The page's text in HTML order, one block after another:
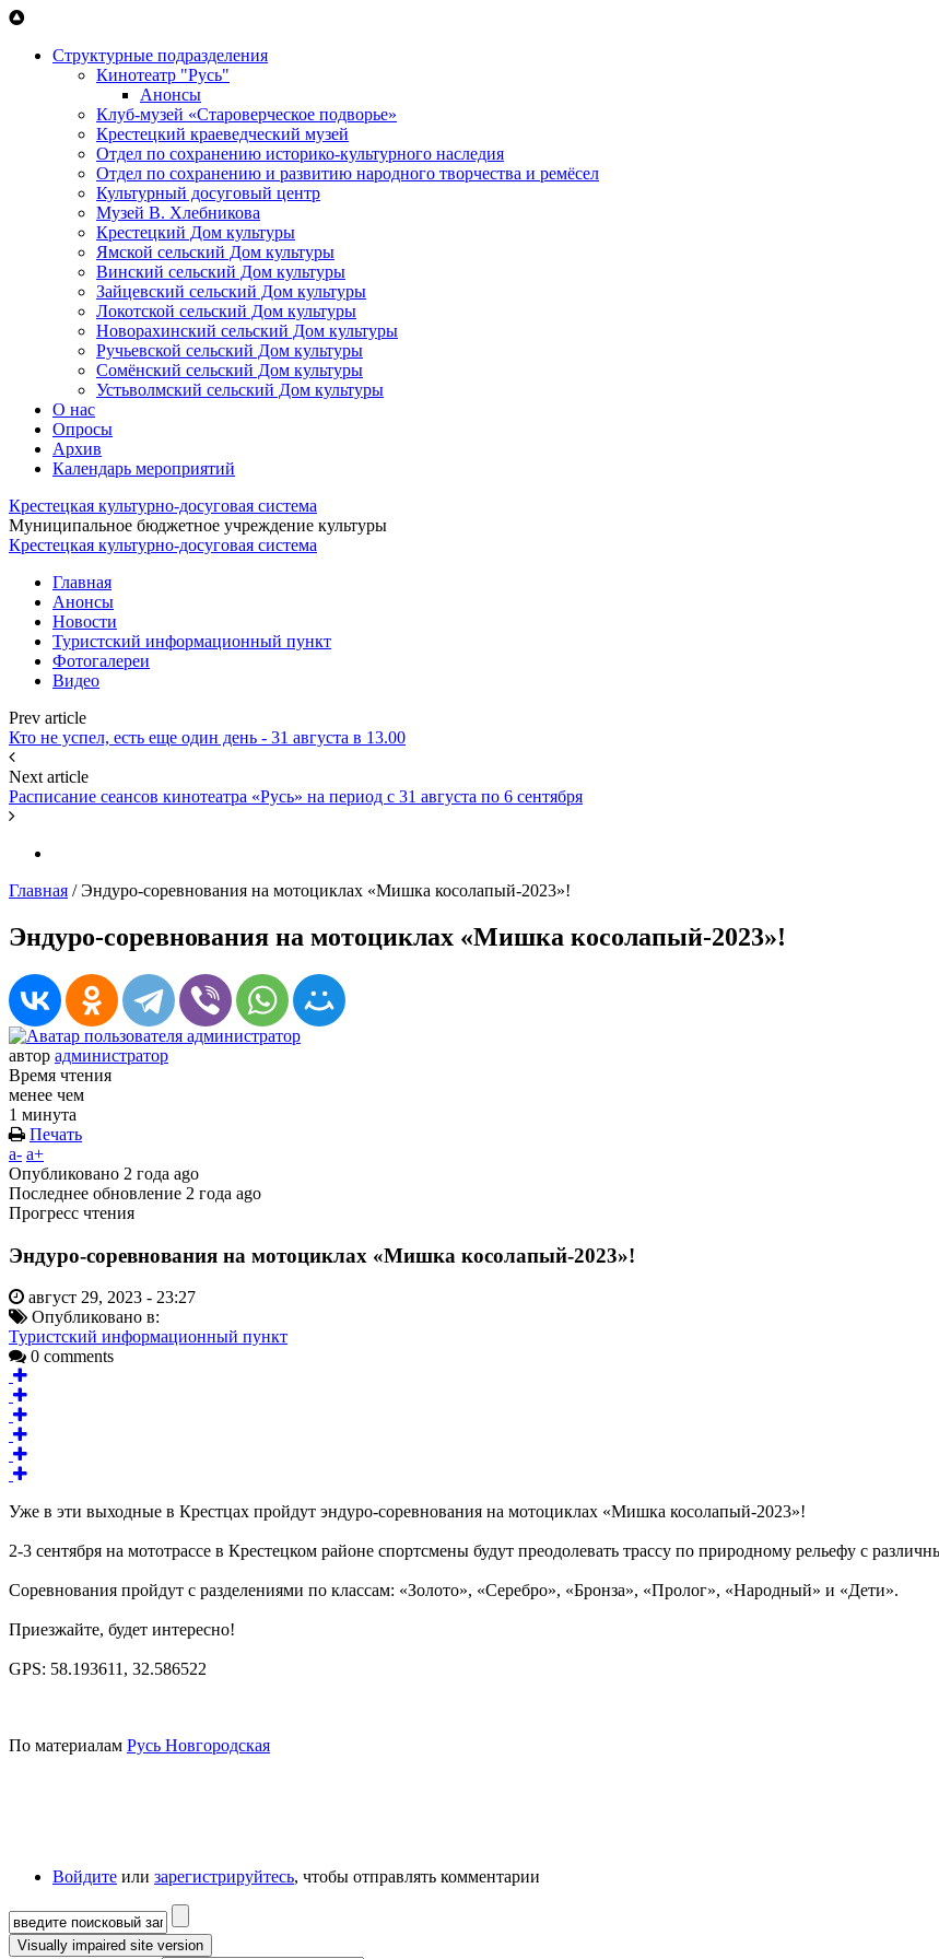
Перейти к основному содержанию
Структурные подразделения
Кинотеатр "Русь"
Анонсы
Клуб-музей «Староверческое подворье»
Крестецкий краеведческий музей
Отдел по сохранению историко-культурного наследия
Отдел по сохранению и развитию народного творчества и ремёсел
Культурный досуговый центр
Музей В. Хлебникова
Крестецкий Дом культуры
Ямской сельский Дом культуры
Винский сельский Дом культуры
Зайцевский сельский Дом культуры
Локотской сельский Дом культуры
Новорахинский сельский Дом культуры
Ручьевской сельский Дом культуры
Сомёнский сельский Дом культуры
Устьволмский сельский Дом культуры
О нас
Опросы
Архив
Календарь мероприятий
Крестецкая культурно-досуговая система
Муниципальное бюджетное учреждение культуры
Крестецкая культурно-досуговая система
Главная
Анонсы
Новости
Туристский информационный пункт
Фотогалереи
Видео
Prev article
Кто не успел, есть еще один день - 31 августа в 13.00
Next article
Расписание сеансов кинотеатра «Русь» на период с 31 августа по 6 сентября
Главная /Эндуро-соревнования на мотоциклах «Мишка косолапый-2023»!
Эндуро-соревнования на мотоциклах «Мишка косолапый-2023»!
автор администратор
Время чтения
менее чем
1 минута
Печать
a- a+
Опубликовано 2 года ago
Последнее обновление 2 года ago
Прогресс чтения
Эндуро-соревнования на мотоциклах «Мишка косолапый-2023»!
август 29, 2023 - 23:27
Опубликовано в:
Туристский информационный пункт
0 comments
Уже в эти выходные в Крестцах пройдут эндуро-соревнования на мотоциклах «Мишка косолапый-2023»!
2-3 сентября на мототрассе в Крестецком районе спортсмены будут преодолевать трассу по природному рельефу с
Соревнования пройдут с разделениями по классам: «Золото», «Серебро», «Бронза», «Пролог», «Народный» и «Дети».
Приезжайте, будет интересно!
GPS: 58.193611, 32.586522
По материалам Русь Новгородская
Войдите или зарегистрируйтесь, чтобы отправлять комментарии
Форма поиска